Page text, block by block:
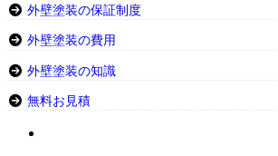
外壁塗装の保証制度
外壁塗装の費用
外壁塗装の知識
無料お見積